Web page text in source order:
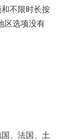
不限时长按
区选项没有
、法国、土